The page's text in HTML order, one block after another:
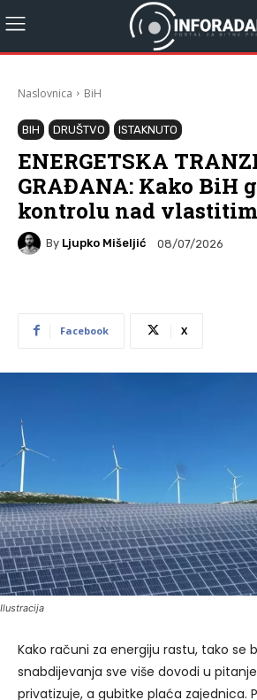
Naslovnica BiH
BIH DRUŠTVO ISTAKNUTO
ENERGETSKA
GRAĐANA: Kako BiH
kontrolu nad
By Ljupko Mišeljić 08/07/2026
Facebook X
Ilustracija
Kako računi za energiju rastu, tako se
snabdijevanja sve više dovodi u
privatizuje, a gubitke plaća zajednica.